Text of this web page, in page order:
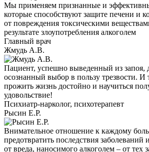
Мы применяем признанные и
которые способствуют защите печени и
от повреждения токсическими
результате злоупотребления алкоголем
Главный врач
Жмудь А.В.
Пациент, успешно выведенный из запоя,
осознанный выбор в пользу трезвости. И
прожить жизнь достойно и научиться
удовольствие!
Психиатр-нарколог, психотерапевт
Рысин Е.Р.
Внимательное отношение к каждому
предотвратить последствия заболеваний
от вреда, наносимого алкоголем – от тех